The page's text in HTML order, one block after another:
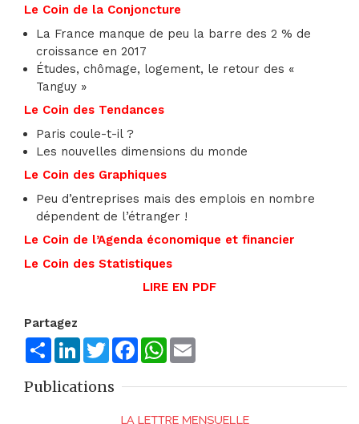
Le Coin de la Conjoncture
La France manque de peu la barre des 2 % de
croissance en 2017
Études, chômage, logement, le retour des «
Tanguy »
Le Coin des Tendances
Paris coule-t-il ?
Les nouvelles dimensions du monde
Le Coin des Graphiques
Peu d’entreprises mais des emplois en nombre
dépendent de l’étranger !
Le Coin de l’Agenda économique et financier
Le Coin des Statistiques
LIRE EN PDF
Partagez
ShareLinkedInTwitterFacebookWhatsApp
Publications